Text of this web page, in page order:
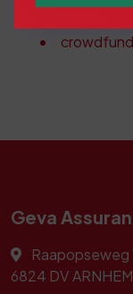
Geva
Raapopseweg
6824 DV ARNHEM